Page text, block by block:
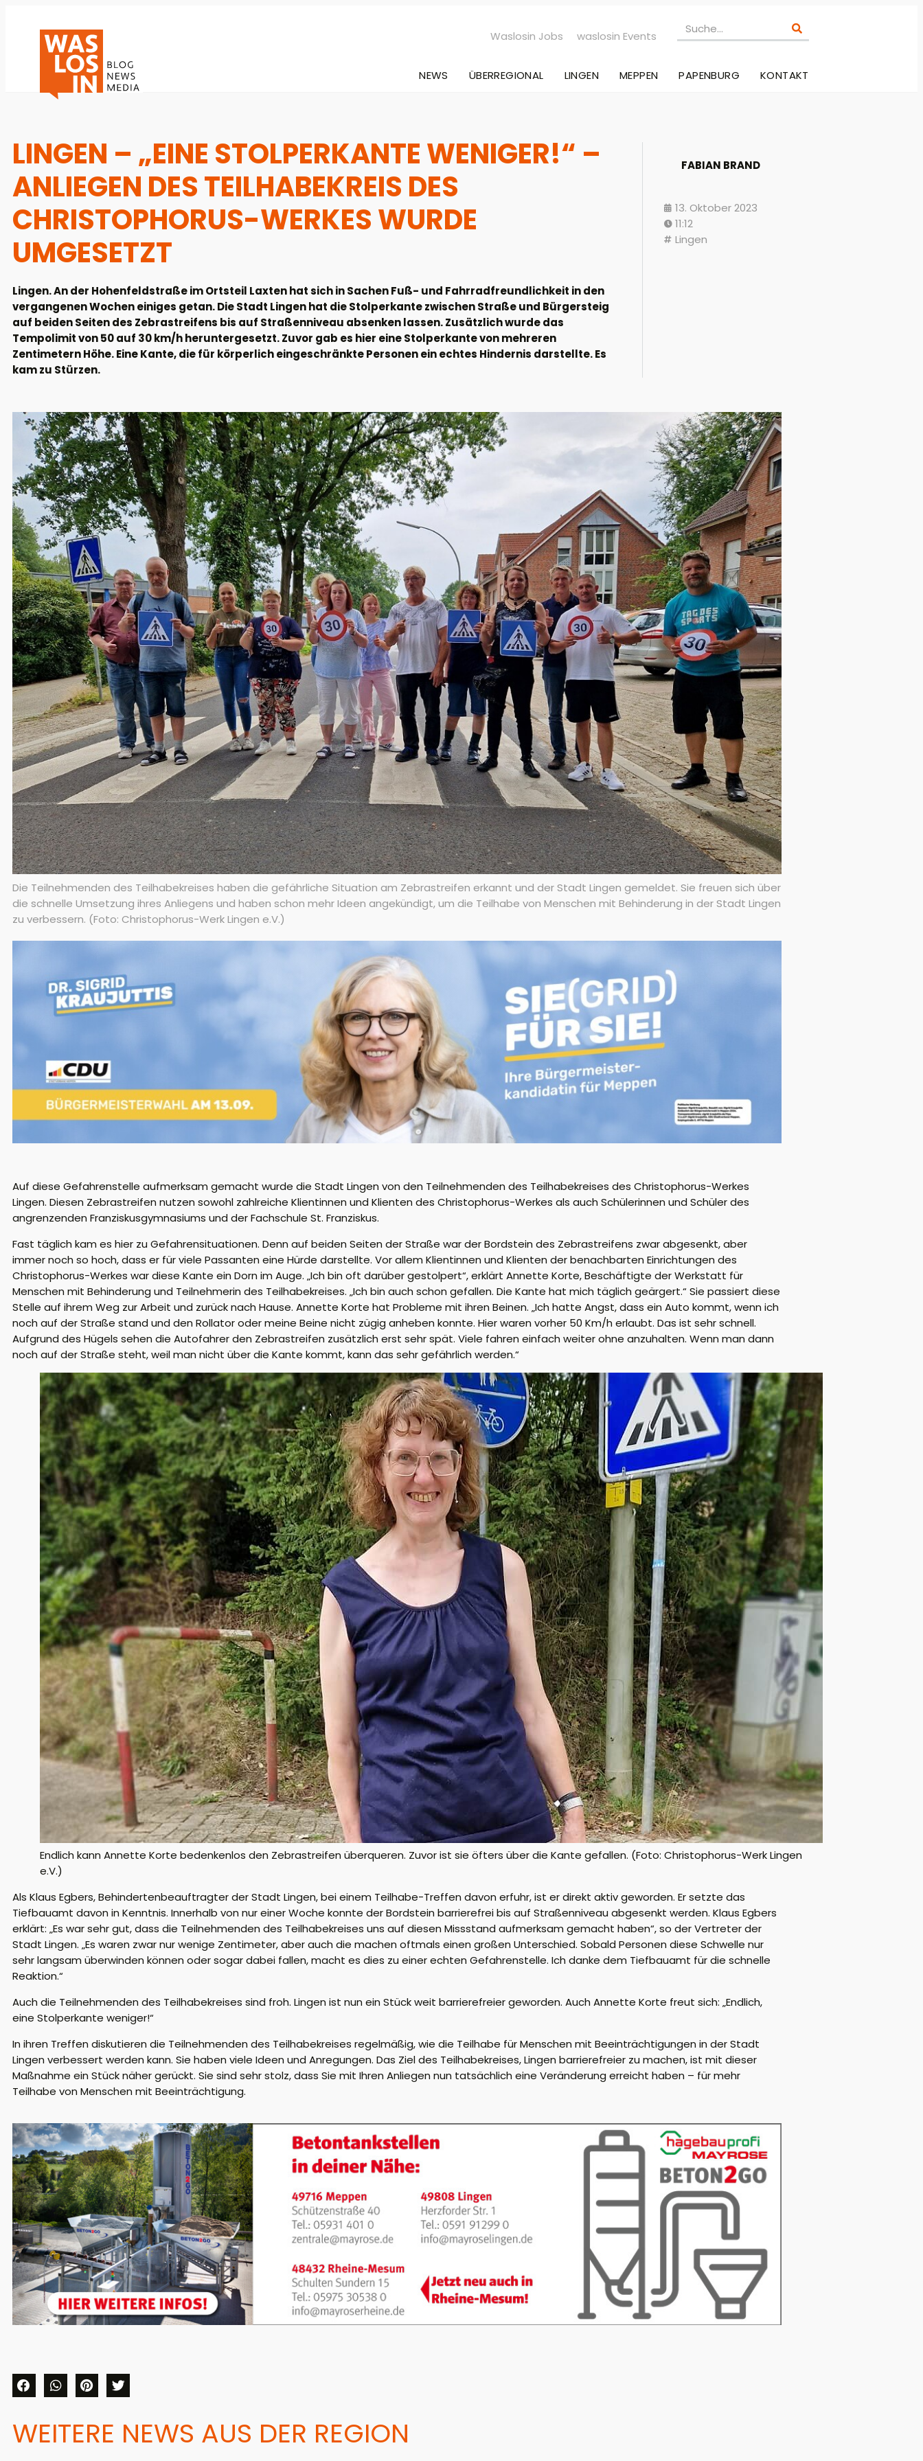
Waslosin Jobs waslosin Events
NEWS ÜBERREGIONAL LINGEN MEPPEN PAPENBURG KONTAKT
LINGEN – „EINE STOLPERKANTE WENIGER!“ –
ANLIEGEN DES TEILHABEKREIS DES
CHRISTOPHORUS-WERKES WURDE
UMGESETZT
Lingen. An der Hohenfeldstraße im Ortsteil Laxten hat sich in Sachen Fuß- und Fahrradfreundlichkeit in den
vergangenen Wochen einiges getan. Die Stadt Lingen hat die Stolperkante zwischen Straße und Bürgersteig
auf beiden Seiten des Zebrastreifens bis auf Straßenniveau absenken lassen. Zusätzlich wurde das
Tempolimit von 50 auf 30 km/h heruntergesetzt. Zuvor gab es hier eine Stolperkante von mehreren
Zentimetern Höhe. Eine Kante, die für körperlich eingeschränkte Personen ein echtes Hindernis darstellte. Es
kam zu Stürzen.
FABIAN BRAND
13. Oktober 2023
11:12
Lingen
Die Teilnehmenden des Teilhabekreises haben die gefährliche Situation am Zebrastreifen erkannt und der Stadt Lingen gemeldet. Sie freuen sich über
die schnelle Umsetzung ihres Anliegens und haben schon mehr Ideen angekündigt, um die Teilhabe von Menschen mit Behinderung in der Stadt Lingen
zu verbessern. (Foto: Christophorus-Werk Lingen e.V.)
Auf diese Gefahrenstelle aufmerksam gemacht wurde die Stadt Lingen von den Teilnehmenden des Teilhabekreises des Christophorus-Werkes
Lingen. Diesen Zebrastreifen nutzen sowohl zahlreiche Klientinnen und Klienten des Christophorus-Werkes als auch Schülerinnen und Schüler des
angrenzenden Franziskusgymnasiums und der Fachschule St. Franziskus.
Fast täglich kam es hier zu Gefahrensituationen. Denn auf beiden Seiten der Straße war der Bordstein des Zebrastreifens zwar abgesenkt, aber
immer noch so hoch, dass er für viele Passanten eine Hürde darstellte. Vor allem Klientinnen und Klienten der benachbarten Einrichtungen des
Christophorus-Werkes war diese Kante ein Dorn im Auge. „Ich bin oft darüber gestolpert“, erklärt Annette Korte, Beschäftigte der Werkstatt für
Menschen mit Behinderung und Teilnehmerin des Teilhabekreises. „Ich bin auch schon gefallen. Die Kante hat mich täglich geärgert.“ Sie passiert diese
Stelle auf ihrem Weg zur Arbeit und zurück nach Hause. Annette Korte hat Probleme mit ihren Beinen. „Ich hatte Angst, dass ein Auto kommt, wenn ich
noch auf der Straße stand und den Rollator oder meine Beine nicht zügig anheben konnte. Hier waren vorher 50 Km/h erlaubt. Das ist sehr schnell.
Aufgrund des Hügels sehen die Autofahrer den Zebrastreifen zusätzlich erst sehr spät. Viele fahren einfach weiter ohne anzuhalten. Wenn man dann
noch auf der Straße steht, weil man nicht über die Kante kommt, kann das sehr gefährlich werden.“
Endlich kann Annette Korte bedenkenlos den Zebrastreifen überqueren. Zuvor ist sie öfters über die Kante gefallen. (Foto: Christophorus-Werk Lingen
e.V.)
Als Klaus Egbers, Behindertenbeauftragter der Stadt Lingen, bei einem Teilhabe-Treffen davon erfuhr, ist er direkt aktiv geworden. Er setzte das
Tiefbauamt davon in Kenntnis. Innerhalb von nur einer Woche konnte der Bordstein barrierefrei bis auf Straßenniveau abgesenkt werden. Klaus Egbers
erklärt: „Es war sehr gut, dass die Teilnehmenden des Teilhabekreises uns auf diesen Missstand aufmerksam gemacht haben“, so der Vertreter der
Stadt Lingen. „Es waren zwar nur wenige Zentimeter, aber auch die machen oftmals einen großen Unterschied. Sobald Personen diese Schwelle nur
sehr langsam überwinden können oder sogar dabei fallen, macht es dies zu einer echten Gefahrenstelle. Ich danke dem Tiefbauamt für die schnelle
Reaktion.“
Auch die Teilnehmenden des Teilhabekreises sind froh. Lingen ist nun ein Stück weit barrierefreier geworden. Auch Annette Korte freut sich: „Endlich,
eine Stolperkante weniger!“
In ihren Treffen diskutieren die Teilnehmenden des Teilhabekreises regelmäßig, wie die Teilhabe für Menschen mit Beeinträchtigungen in der Stadt
Lingen verbessert werden kann. Sie haben viele Ideen und Anregungen. Das Ziel des Teilhabekreises, Lingen barrierefreier zu machen, ist mit dieser
Maßnahme ein Stück näher gerückt. Sie sind sehr stolz, dass Sie mit Ihren Anliegen nun tatsächlich eine Veränderung erreicht haben – für mehr
Teilhabe von Menschen mit Beeinträchtigung.
WEITERE NEWS AUS DER REGION